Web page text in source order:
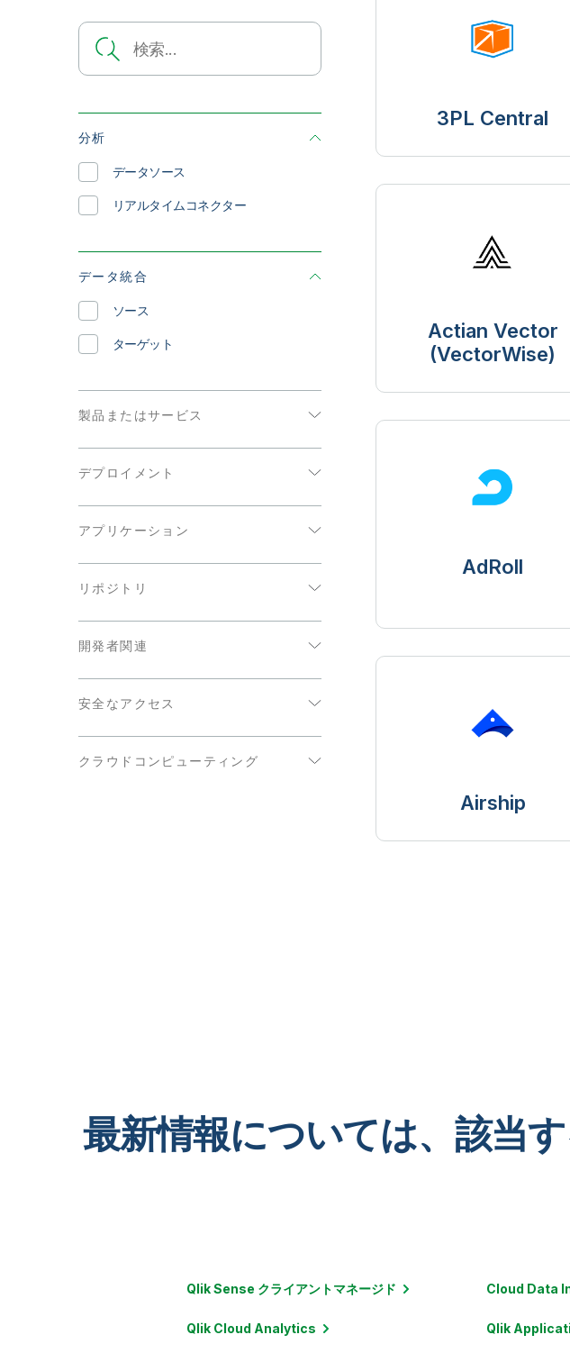
Search
分析
データソース
リアルタイムコネクター
データ統合
ソース
ターゲット
製品またはサービス
Qlik Sense
Qlik Automate
Qlik Talend Cloud
Qlik Compose
Qlik Catalog
デプロイメント
クラウド
Cloud Government
理）
アプリケーション
機械学習 / AI
アナリティクス / ビジネスインテリジ
ェンス
コミュニケーション / メッセージング
データ管理 / 統合
マーケティング / 広告
プロジェクト管理 / 連携
リポジトリ
クラウドストレージ
データウェアハウス（クラウド）
開発者関連
クエリエンジン
API / Web サービス
安全なアクセス
Google Private Access
Azure Private Link
クラウドコンピューティング
3PL Central
Actian Vector
(VectorWise)
AdRoll
Airship
最新情報については、該当
Qlik Sense クライアントマネージド
Qlik Cloud Analytics
Cloud Data
Qlik